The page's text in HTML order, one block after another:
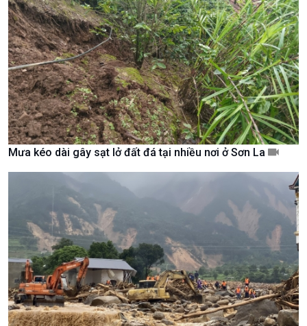
Giới thiệu
Thời sự
Thời sự 6h
Thời sự 12h
Thời sự 18h
Thời sự 21h30
Bản tin
Chuyên mục
Mưa kéo dài gây sạt lở đất đá tại nhiều nơi ở Sơn La